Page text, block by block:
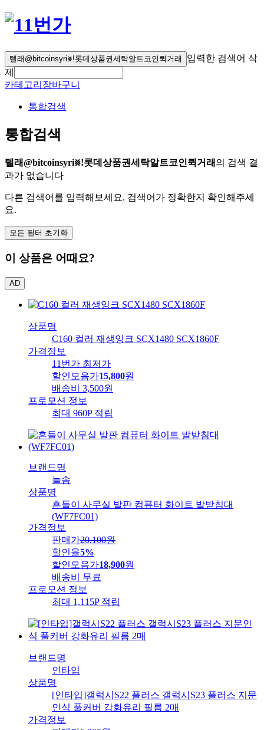
텔래@bitcoinsyri⨳ǃ롯데상품권세탁알트코인퀵거래
입력한 검색어 삭
제
카테고리 장바구니
통합검색
통합검색
텔래@bitcoinsyri⨳ǃ롯데상품권세탁알트코인퀵거래 의 검색 결
과가 없습니다
다른 검색어를 입력해보세요. 검색어가 정확한지 확인해주세
요.
모든 필터 초기화
이 상품은 어때요?
AD
상품명
C160 컬러 재생잉크 SCX1480 SCX1860F
가격정보
11번가 최저가
할인모음가15,800원
배송비
3,500원
프로모션 정보
최대 960P 적립
브랜드명
늘솜
상품명
흔들이 사무실 발판 컴퓨터 화이트 발받침대
(WF7FC01)
가격정보
판매가20,100원
할인율5%
할인모음가18,900원
배송비
무료
프로모션 정보
최대 1,115P 적립
브랜드명
인타입
상품명
[인타입]갤럭시S22 플러스 갤럭시S23 플러스 지문
인식 풀커버 강화유리 필름 2매
가격정보